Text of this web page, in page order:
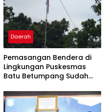
Daerah
Pemasangan Bendera di
Lingkungan Puskesmas
Batu Betumpang Sudah